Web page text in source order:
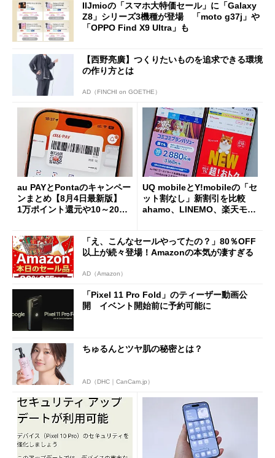
IIJmioの「スマホ大特価セール」に「Galaxy
Z8」シリーズ3機種が登場 「moto g37j」や
「OPPO Find X9 Ultra」も
【西野亮廣】つくりたいものを追求できる環境
の作り方とは
AD（FINCHI on GOETHE）
au PAYとPontaのキャンペー
ンまとめ【8月4日最新版】
1万ポイント還元や10～20％
UQ mobileとY!mobileの「セ
ット割なし」新割引を比較
ahamo、LINEMO、楽天モバ
「え、こんなセールやってたの？」80％OFF
以上が続々登場！Amazonの本気が凄すぎる
AD（Amazon）
「Pixel 11 Pro Fold」のティーザー動画公
開 イベント開始前に予約可能に
ちゅるんとツヤ肌の秘密とは？
AD（DHC｜CanCam.jp）